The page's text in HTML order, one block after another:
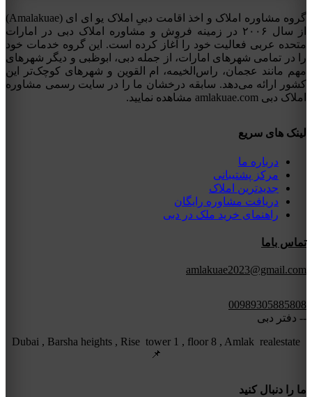
گروه مشاوره املاک و اخذ اقامت دبیِ املاک یو ای ای (Amalakuae)
از سال ۲۰۰۶ در زمینه فروش و مشاوره املاک دبی در امارات
متحده عربی فعالیت خود را آغاز کرده است. این گروه خدمات خود
را در تمامی شهرهای امارات، از جمله دبی، ابوظبی و دیگر شهرهای
مهم مانند عجمان، راس‌الخیمه، ام القوین و شهرهای کوچک‌تر این
کشور ارائه می‌دهد. سابقه درخشان ما را در سایت رسمی مشاوره
املاک دبی amlakuae.com مشاهده نمایید.
لینک های سریع
درباره ما
مرکز پشتیبانی
جدیدترین املاک
دریافت مشاوره رایگان
راهنمای خرید ملک در دبی
تماس باما
amlakuae2023@gmail.com
00989305885808
-- دفتر دبی
Dubai , Barsha heights , Rise tower 1 , floor 8 , Amlak realestate
📌
ما را دنبال کنید